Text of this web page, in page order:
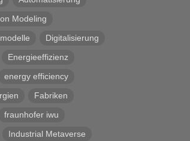
Modeling
Digitalisierung
Energieeffizienz
energy efficiency
Fabriken
fraunhofer iwu
Industrial Metaverse